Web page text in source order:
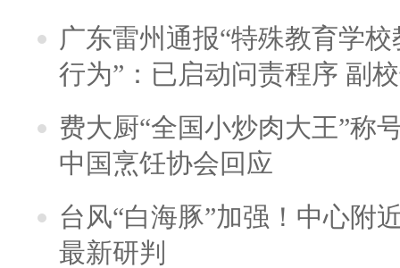
广东雷州通报“特殊教育学
行为”：已启动问责程序 副
费大厨“全国小炒肉大王”称
中国烹饪协会回应
台风“白海豚”加强！中心附
最新研判